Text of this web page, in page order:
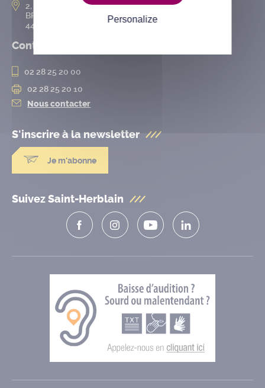
2, rue de l’Hôtel-de-Ville
BP 50167
44802 Saint-Herblain cedex
Contact
02 28 25 20 00
02 28 25 20 10
Nous contacter
S'inscrire à la newsletter
Je m'abonne
Suivez Saint-Herblain
Personalize